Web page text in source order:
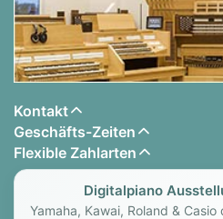
Kontakt
Geschäfts-Zeiten
Flexible Zahlarten
Digitalpiano
Yamaha, Kawai, Roland &